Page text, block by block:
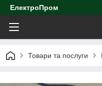
ЕлектроПром
Товари та послуги